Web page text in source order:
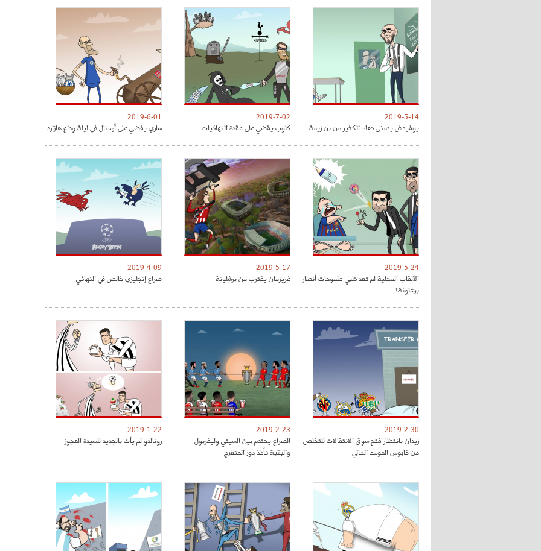
2019-5-14
يوفيتش يتمنى تعلم الكثير من بن زيمة
2019-7-02
كلوب يقضي على عقدة النهائيات
2019-6-01
ساري يقضي على أرسنال في ليلة وداع هازارد
2019-5-24
الألقاب المحلية لم تعد تلبي طموحات أنصار
برشلونة!
2019-5-17
غريزمان يقترب من برشلونة
2019-4-09
صراع إنجليزي خالص في النهائي
2019-2-30
زيدان بانتظار فتح سوق الانتقالات للتخلص
من كابوس الموسم الحالي
2019-2-23
الصراع يحتدم بين السيتي وليفربول
والبقية تأخذ دور المتفرج
2019-1-22
رونالدو لم يأت بالجديد للسيدة العجوز